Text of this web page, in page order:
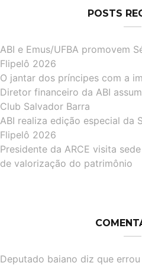
POSTS
ABI e Emus/UFBA promovem
Flipelô 2026
O jantar dos príncipes com a
Diretor financeiro da ABI
Club Salvador Barra
ABI realiza edição especial da
Flipelô 2026
Presidente da ARCE visita
de valorização do patrimônio
Deputado baiano diz que